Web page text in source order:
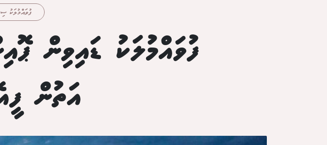
ފުވައްމުލަކު
ފުވައްމުލަކު ޑައިވިން
އަތުން